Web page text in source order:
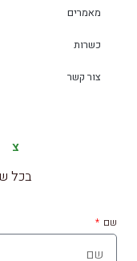
מאמרים
כשרות
צור קשר
בכל
שם